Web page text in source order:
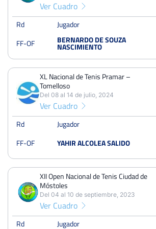
XL Nacional de Tenis Pramar – Tomelloso
Del 08 al 14 de julio, 2024
artificial
XII Open Nacional de Tenis Ciudad de
Del 04 al 10 de septiembre, 2023
Octavos
Del 10 al 16 de julio, 2023
artificial
Open la Cerámica Masc
Del 20 al 23 de julio, 2023
Octavos
Ver Cuadro
Rd Jugador
FF-OF
BERNARDO DE SOUZA
NASCIMIENTO
XL Nacional de Tenis Pramar –
Tomelloso
Del 08 al 14 de julio, 2024
Ver Cuadro
Rd Jugador
FF-OF
YAHIR ALCOLEA SALIDO
XII Open Nacional de Tenis Ciudad de
Móstoles
Del 04 al 10 de septiembre, 2023
Ver Cuadro
Rd Jugador